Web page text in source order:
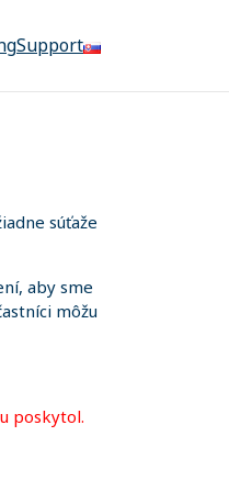
Support
súťaže
aby sme
môžu
poskytol.